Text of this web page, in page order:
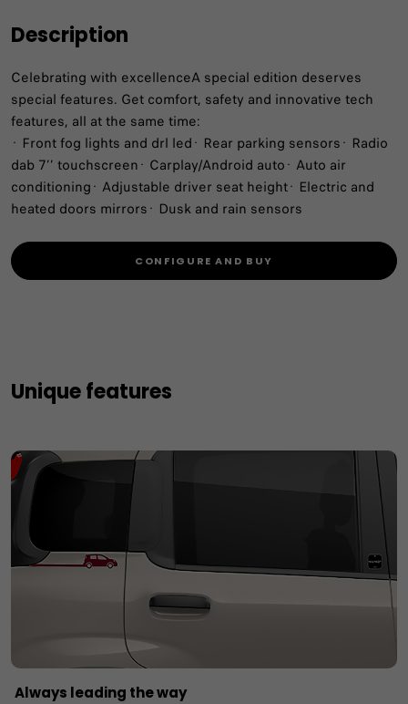
Description
Celebrating with excellenceA special edition deserves
special features. Get comfort, safety and innovative tech
features, all at the same time:
· Front fog lights and drl led· Rear parking sensors· Radio
dab 7’’ touchscreen· Carplay/Android auto· Auto air
conditioning· Adjustable driver seat height· Electric and
heated doors mirrors· Dusk and rain sensors
CONFIGURE AND BUY
Unique features
Always leading the way